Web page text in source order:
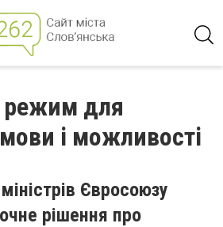
режим для
і можливості
Євросоюзу
рішення про